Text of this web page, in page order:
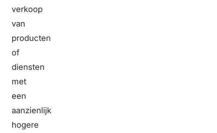
verkoop
van
producten
of
diensten
met
een
aanzienlijk
hogere